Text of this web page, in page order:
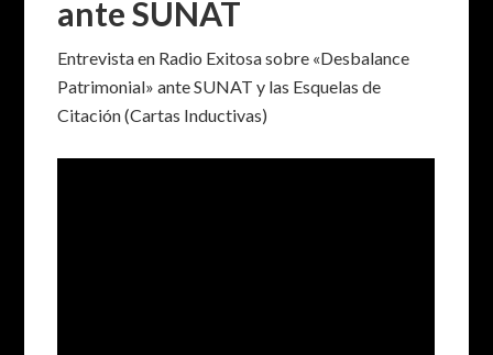
ante SUNAT
Entrevista en Radio Exitosa sobre «Desbalance
Patrimonial» ante SUNAT y las Esquelas de
Citación (Cartas Inductivas)